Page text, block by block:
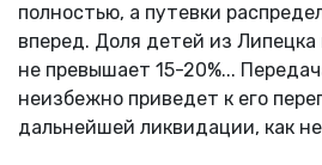
полностью, а путевки
вперед. Доля детей из
не превышает 15-20%...
неизбежно приведет к его
дальнейшей ликвидации, как